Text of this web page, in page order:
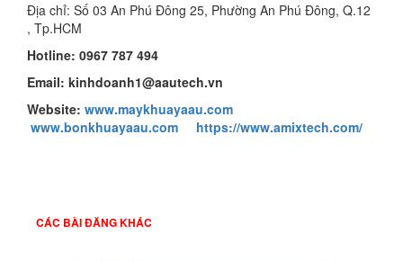
Địa chỉ: Số 03 An Phú Đông 25, Phường An Phú Đông, Q.12
, Tp.HCM
Hotline: 0967 787 494
Email: kinhdoanh1@aautech.vn
Website: www.maykhuayaau.com
www.bonkhuayaau.com
https://www.amixtech.com/
CÁC BÀI ĐĂNG KHÁC